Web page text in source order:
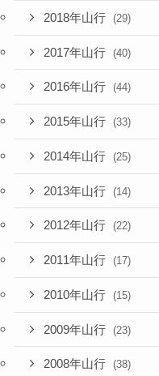
2018年山行 (29)
2017年山行 (40)
2016年山行 (44)
2015年山行 (33)
2014年山行 (25)
2013年山行 (14)
2012年山行 (22)
2011年山行 (17)
2010年山行 (15)
2009年山行 (23)
2008年山行 (38)